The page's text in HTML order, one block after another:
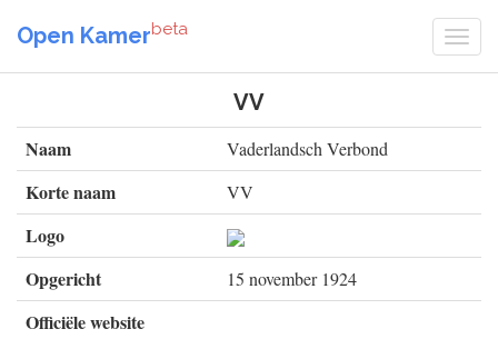
Open Kamerbeta
VV
Naam Vaderlandsch Verbond
Korte naam VV
Logo
Opgericht
15 november 1924
Officiële website